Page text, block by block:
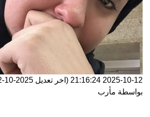
2025-10-12 21:16:24 (اخر تعديل 2025-10-12 21:16:24
بواسطة مأرب